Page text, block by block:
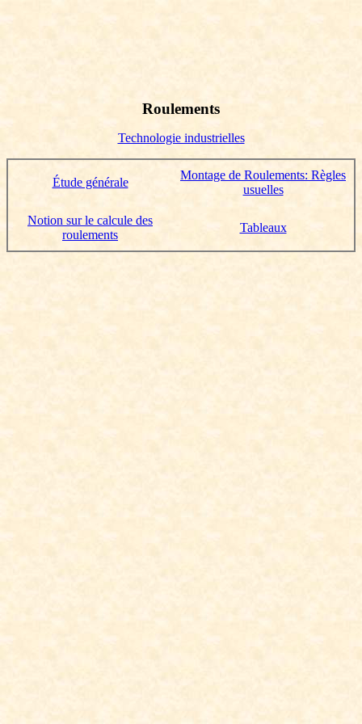
Roulements
Technologie industrielles
Étude générale
Montage de Roulements: Règles
usuelles
Notion sur le calcule des
roulements
Tableaux